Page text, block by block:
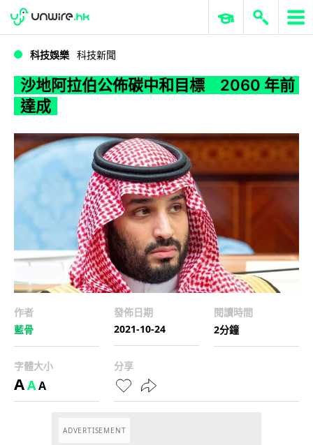
沙地阿拉伯公佈碳中和目標 2060 年前達成
WWDC 2026 ERP 與商業 AI
科技娛樂 科技新聞
沙地阿拉伯公佈碳中和目標 2060 年前
達成
作者
藍骨
發佈日期
2021-10-24
閱讀時間
2分鐘
字體大小
AAA
分享
ADVERTISEMENT